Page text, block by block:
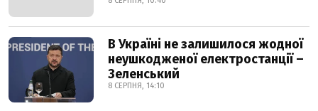
В Україні не залишилося жодної
неушкодженої електростанції –
Зеленський
8 СЕРПНЯ, 14:10